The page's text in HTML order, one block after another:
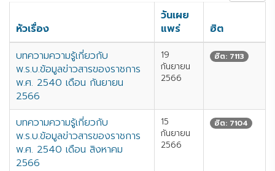
หัวเรื่อง
วันเผย
แพร่
ฮิต
บทความความรู้เกี่ยวกับ
พ.ร.บ.ข้อมูลข่าวสารของราชการ
พ.ศ. 2540 เดือน กันยายน
2566
19
กันยายน
2566
ฮิต: 7113
บทความความรู้เกี่ยวกับ
พ.ร.บ.ข้อมูลข่าวสารของราชการ
พ.ศ. 2540 เดือน สิงหาคม
2566
15
กันยายน
2566
ฮิต: 7104